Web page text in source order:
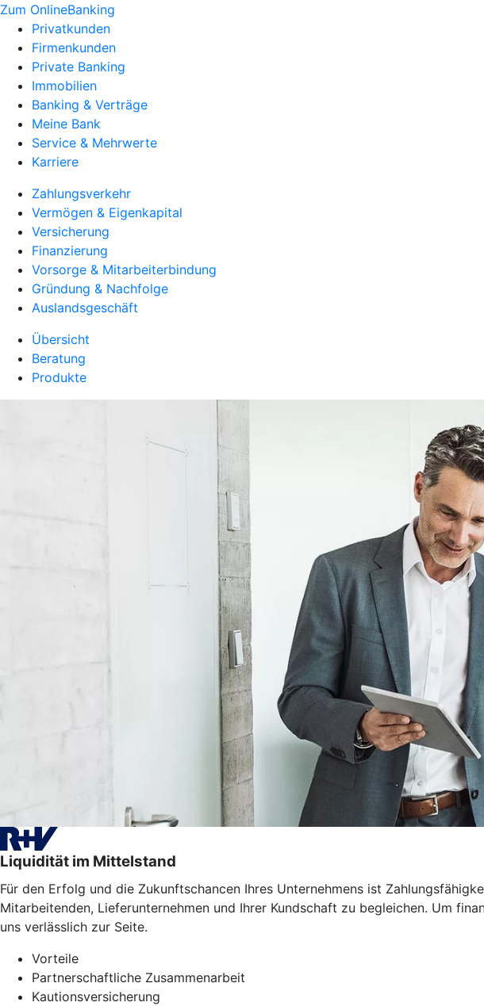
Zum OnlineBanking
Privatkunden
Firmenkunden
Private Banking
Immobilien
Banking & Verträge
Meine Bank
Service & Mehrwerte
Karriere
Zahlungsverkehr
Vermögen & Eigenkapital
Versicherung
Finanzierung
Vorsorge & Mitarbeiterbindung
Gründung & Nachfolge
Auslandsgeschäft
Übersicht
Beratung
Produkte
Liquidität im Mittelstand
Für den Erfolg und die Zukunftschancen Ihres Unternehmens ist
Mitarbeitenden, Lieferunternehmen und Ihrer Kundschaft zu begleichen. Um
uns verlässlich zur Seite.
Vorteile
Partnerschaftliche Zusammenarbeit
Kautionsversicherung